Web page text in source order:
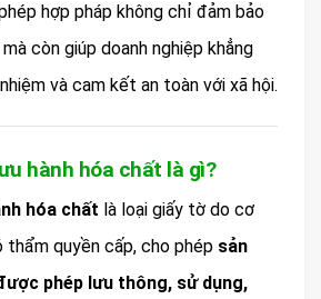
hợp pháp không chỉ đảm bảo
còn giúp doanh nghiệp khẳng
và cam kết an toàn với xã hội.
hành hóa chất là gì?
hóa chất là loại giấy tờ do cơ
thẩm quyền cấp, cho phép sản
phép lưu thông, sử dụng,